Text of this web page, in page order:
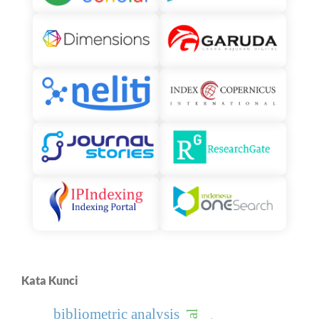
Kata Kunci
bibliometric analysis